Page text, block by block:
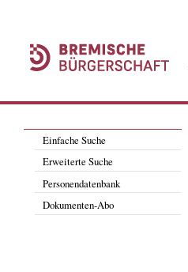
Einfache Suche
Erweiterte Suche
Personendatenbank
Dokumenten-Abo